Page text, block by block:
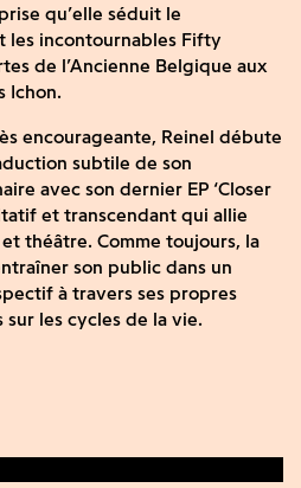
qu’elle séduit le
les incontournables Fifty
de l’Ancienne Belgique aux
Ichon.
encourageante, Reinel débute
subtile de son
avec son dernier EP ‘Closer
et transcendant qui allie
théâtre. Comme toujours, la
son public dans un
à travers ses propres
les cycles de la vie.